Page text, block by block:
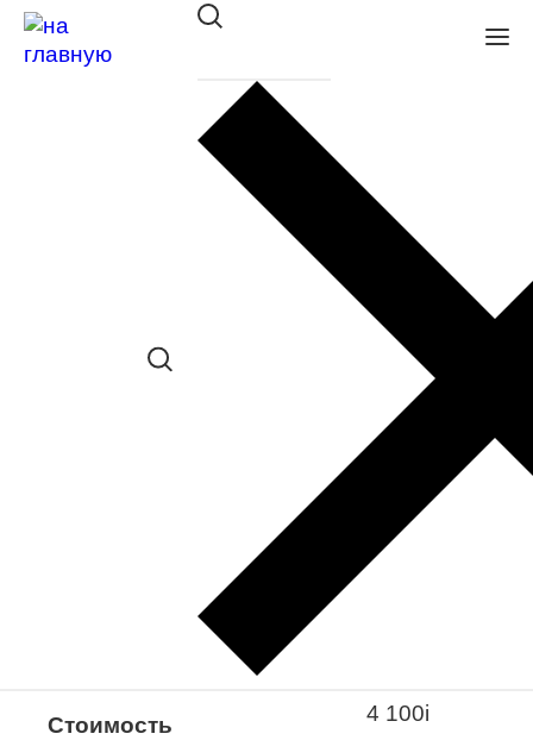
Оправа Glory мет. 260 BLACK
в наличии (Больше 5 шт.) *наличие
товара в конкретном салоне
необходимо уточнять отдельно
Закажите понравившуюся модель
в ближайший салон “Оптик-Экспресс”.
*Доступно для Республики
Стоимость 4 100i
Сравнить товар